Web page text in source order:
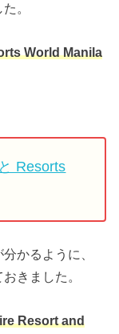
。
World Manila
Resorts
かるように、
きました。
Resort and